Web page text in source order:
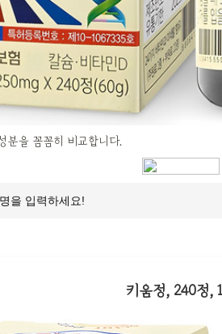
분을 꼼꼼히 비교합니다.
키움정, 240정,